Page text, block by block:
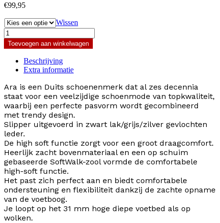
€99,95
Wissen
Ara
12-
38212-
aantal
Toevoegen aan winkelwagen
Beschrijving
Extra informatie
Ara is een Duits schoenenmerk dat al zes decennia
staat voor een veelzijdige schoenmode van topkwaliteit,
waarbij een perfecte pasvorm wordt gecombineerd
met trendy design.
Slipper uitgevoerd in zwart lak/grijs/zilver gevlochten
leder.
De high soft functie zorgt voor een groot draagcomfort.
Heerlijk zacht bovenmateriaal en een op schuim
gebaseerde SoftWalk-zool vormde de comfortabele
high-soft functie.
Het past zich perfect aan en biedt comfortabele
ondersteuning en flexibiliteit dankzij de zachte opname
van de voetboog.
Je loopt op het 31 mm hoge diepe voetbed als op
wolken.